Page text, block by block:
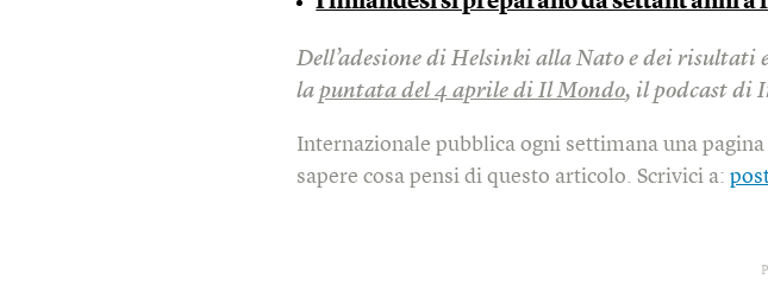
Dell’adesione di Helsinki alla Nato e dei
lapuntata del 4 aprile di Il Mondo, il podcast di
Internazionale pubblica ogni settimana una
sapere cosa pensi di questo articolo. Scrivici a: